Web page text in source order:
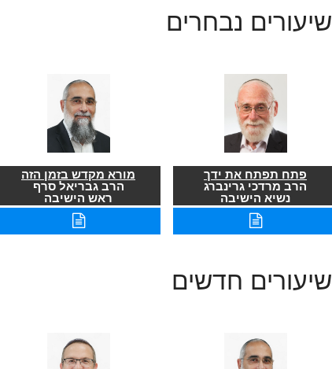
שיעורים נבחרים
פתח תפתח את ידך
הרב מרדכי גרינברג
נשיא הישיבה
מורא מקדש בזמן הזה
הרב גבריאל סרף
ראש הישיבה
שיעורים חדשים